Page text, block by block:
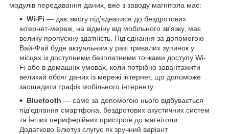
модулів передавання даних, вже з заводу магнітола має:
Wi-Fi — дає змогу під'єднатися до бездротових
інтернет-мереж, на відміну від мобільного зв'язку, має
велику пропускну здатність. Під'єднання за допомогою
Вай-Фай буде актуальним у разі тривалих зупинок у
місцях із доступними безплатними точками доступу Wi-
Fi або в домашніх умовах, коли потрібно завантажити
великий обсяг даних із мережі інтернет, що допоможе
заощадити трафік мобільного інтернету.
Bluetooth — саме за допомогою нього відбувається
під'єднання смартфона, бездротових акустичних систем
та інших периферійних пристроїв до магнітоли.
Додатково Блютуз слугує як зручний варіант